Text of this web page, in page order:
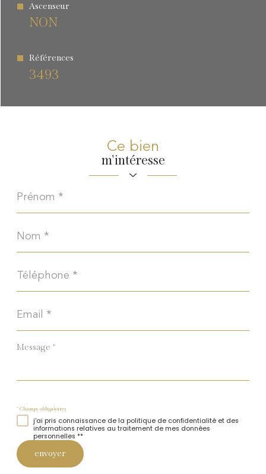
Ascenseur
NON
Références
3493
Ce bien
m'intéresse
*
*
*
Message
* Champs obligatoires
j'ai pris connaissance de la politique de confidentialité et des
informations relatives au traitement de mes données
personnelles **
envoyer